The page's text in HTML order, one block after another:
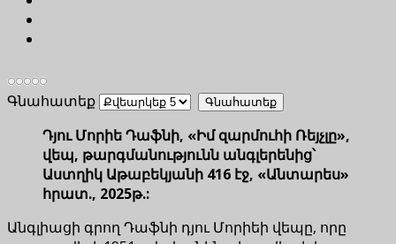
Գնահատեք
Դյու Մորիե Դաֆնի, «Իմ զարմուհի Ռեյչլը»,
վեպ, թարգմանությունն անգլերենից՝
Աստղիկ Աթաբեկյանի 416 էջ, «Անտարես»
հրատ., 2025թ.:
Անգլիացի գրող Դաֆնի դյու Մորիեի վեպը, որը